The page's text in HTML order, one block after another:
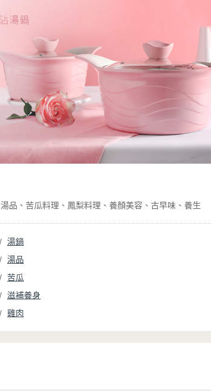
湯品 苦瓜料理 鳳梨料理 養顏美容 古早味 養生
湯鍋
湯品
苦瓜
滋補養身
雞肉